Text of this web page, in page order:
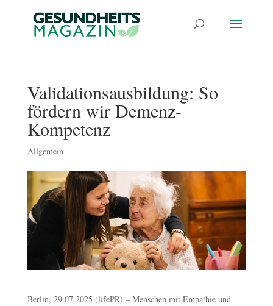
Validationsausbildung: So
fördern wir Demenz-
Kompetenz
Allgemein
Berlin, 29.07.2025 (lifePR) – Menschen mit Empathie und